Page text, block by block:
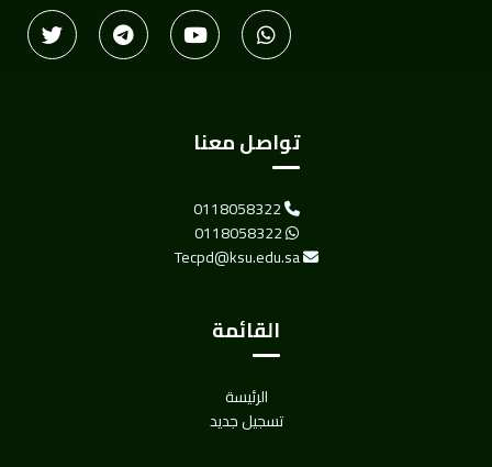
تواصل معنا
0118058322
0118058322
Tecpd@ksu.edu.sa
القائمة
الرئيسة
تسجيل جديد